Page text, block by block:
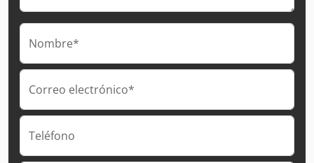
Nombre*
Correo electrónico*
Teléfono